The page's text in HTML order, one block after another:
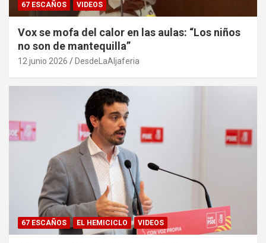
67 ESCAÑOS VIDEOS
Vox se mofa del calor en las aulas: “Los niños
no son de mantequilla”
12 junio 2026 DesdeLaAljaferia
67 ESCAÑOS EL HEMICICLO VIDEOS